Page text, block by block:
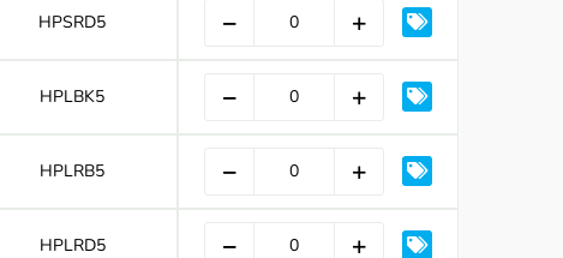
HPSRD5
HPLBK5
HPLRB5
HPLRD5